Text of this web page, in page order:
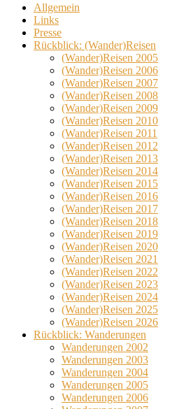
Allgemein
Links
Presse
Rückblick: (Wander)Reisen
(Wander)Reisen 2005
(Wander)Reisen 2006
(Wander)Reisen 2007
(Wander)Reisen 2008
(Wander)Reisen 2009
(Wander)Reisen 2010
(Wander)Reisen 2011
(Wander)Reisen 2012
(Wander)Reisen 2013
(Wander)Reisen 2014
(Wander)Reisen 2015
(Wander)Reisen 2016
(Wander)Reisen 2017
(Wander)Reisen 2018
(Wander)Reisen 2019
(Wander)Reisen 2020
(Wander)Reisen 2021
(Wander)Reisen 2022
(Wander)Reisen 2023
(Wander)Reisen 2024
(Wander)Reisen 2025
(Wander)Reisen 2026
Rückblick: Wanderungen
Wanderungen 2002
Wanderungen 2003
Wanderungen 2004
Wanderungen 2005
Wanderungen 2006